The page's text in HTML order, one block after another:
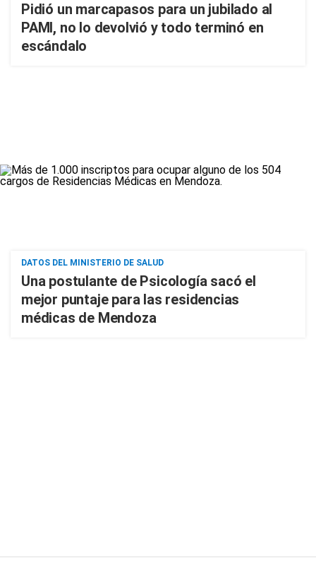
Pidió un marcapasos para un jubilado al
PAMI, no lo devolvió y todo terminó en
escándalo
DATOS DEL MINISTERIO DE SALUD
Una postulante de Psicología sacó el
mejor puntaje para las residencias
médicas de Mendoza